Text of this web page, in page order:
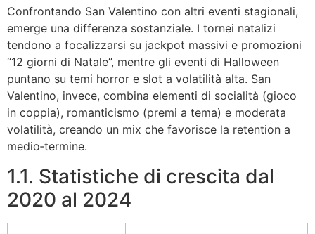
Confrontando San Valentino con altri eventi stagionali,
emerge una differenza sostanziale. I tornei natalizi
tendono a focalizzarsi su jackpot massivi e promozioni
“12 giorni di Natale”, mentre gli eventi di Halloween
puntano su temi horror e slot a volatilità alta. San
Valentino, invece, combina elementi di socialità (gioco
in coppia), romanticismo (premi a tema) e moderata
volatilità, creando un mix che favorisce la retention a
medio‑termine.
1.1. Statistiche di crescita dal
2020 al 2024